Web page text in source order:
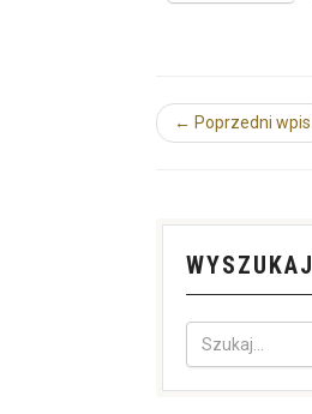
← Poprzedni wpis
WYSZUKAJ